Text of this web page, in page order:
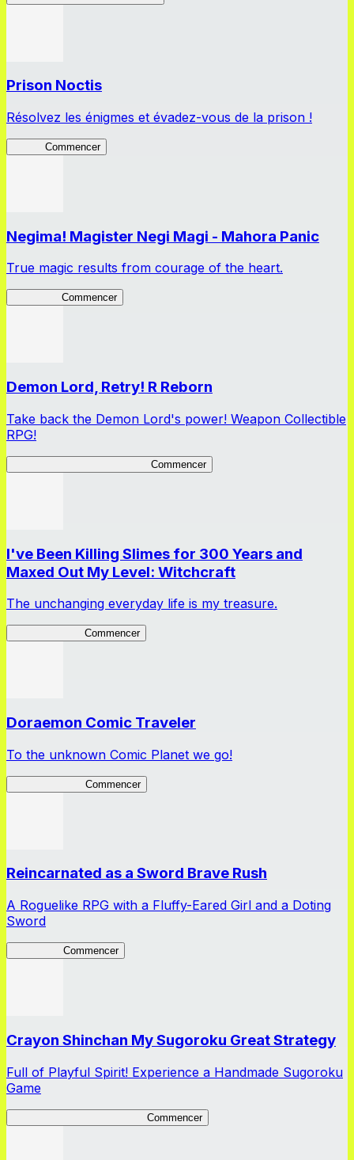
Prison Noctis
Résolvez les énigmes et évadez-vous de la prison !
Commencer
Negima! Magister Negi Magi - Mahora Panic
True magic results from courage of the heart.
Commencer
Demon Lord, Retry! R Reborn
Take back the Demon Lord's power! Weapon Collectible
RPG!
Commencer
I've Been Killing Slimes for 300 Years and
Maxed Out My Level: Witchcraft
The unchanging everyday life is my treasure.
Commencer
Doraemon Comic Traveler
To the unknown Comic Planet we go!
Commencer
Reincarnated as a Sword Brave Rush
A Roguelike RPG with a Fluffy-Eared Girl and a Doting
Sword
Commencer
Crayon Shinchan My Sugoroku Great Strategy
Full of Playful Spirit! Experience a Handmade Sugoroku
Game
Commencer